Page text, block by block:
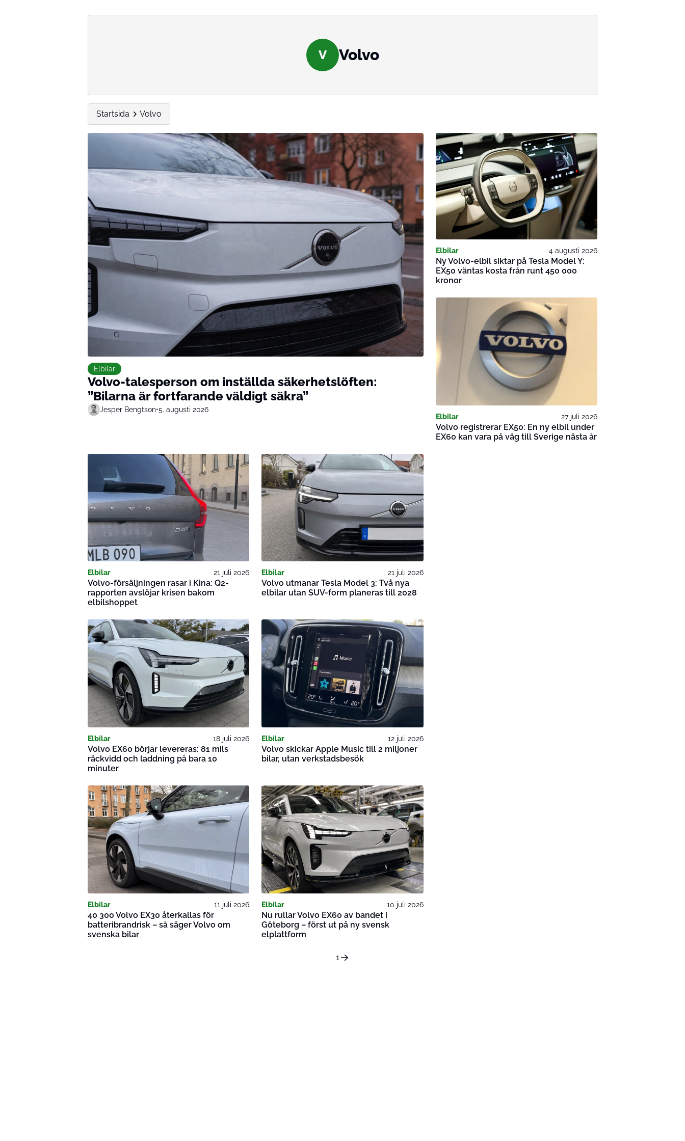
V Volvo
Startsida Volvo
Elbilar
Volvo-talesperson om inställda säkerhetslöften:
”Bilarna är fortfarande väldigt säkra”
Jesper Bengtson•5. augusti 2026
Elbilar 4 augusti 2026
Ny Volvo-elbil siktar på Tesla Model Y:
EX50 väntas kosta från runt 450 000
kronor
Elbilar 27 juli 2026
Volvo registrerar EX50: En ny elbil under
EX60 kan vara på väg till Sverige nästa år
Elbilar 21 juli 2026
Volvo-försäljningen rasar i Kina: Q2-
rapporten avslöjar krisen bakom
elbilshoppet
Elbilar 21 juli 2026
Volvo utmanar Tesla Model 3: Två nya
elbilar utan SUV-form planeras till 2028
Elbilar 18 juli 2026
Volvo EX60 börjar levereras: 81 mils
räckvidd och laddning på bara 10
minuter
Elbilar 12 juli 2026
Volvo skickar Apple Music till 2 miljoner
bilar, utan verkstadsbesök
Elbilar 11 juli 2026
40 300 Volvo EX30 återkallas för
batteribrandrisk – så säger Volvo om
svenska bilar
Elbilar 10 juli 2026
Nu rullar Volvo EX60 av bandet i
Göteborg – först ut på ny svensk
elplattform
1